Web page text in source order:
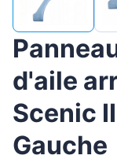
d'aile
Scenic
Gauche